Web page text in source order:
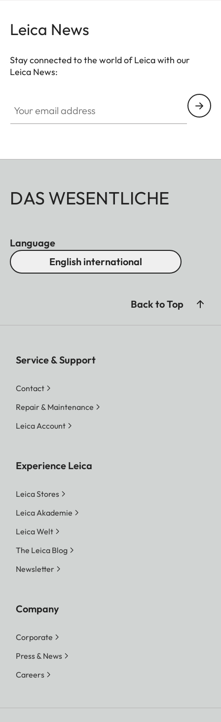
Leica News
Stay connected to the world of Leica with our
Leica News:
DAS WESENTLICHE
Language
English international
Back to Top
Service & Support
Contact
Repair & Maintenance
Leica Account
Experience Leica
Leica Stores
Leica Akademie
Leica Welt
The Leica Blog
Newsletter
Company
Corporate
Press & News
Careers